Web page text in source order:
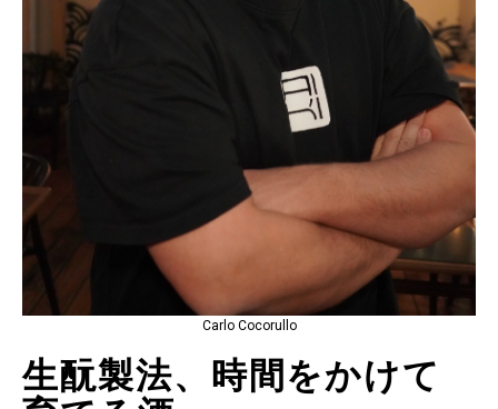
Carlo Cocorullo
生酛製法、時間をかけて